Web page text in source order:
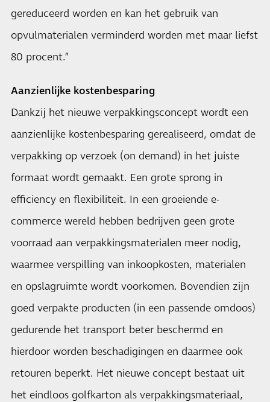
gereduceerd worden en kan het gebruik van
opvulmaterialen verminderd worden met maar liefst
80 procent.”
Aanzienlijke kostenbesparing
Dankzij het nieuwe verpakkingsconcept wordt een
aanzienlijke kostenbesparing gerealiseerd, omdat de
verpakking op verzoek (on demand) in het juiste
formaat wordt gemaakt. Een grote sprong in
efficiency en flexibiliteit. In een groeiende e-
commerce wereld hebben bedrijven geen grote
voorraad aan verpakkingsmaterialen meer nodig,
waarmee verspilling van inkoopkosten, materialen
en opslagruimte wordt voorkomen. Bovendien zijn
goed verpakte producten (in een passende omdoos)
gedurende het transport beter beschermd en
hierdoor worden beschadigingen en daarmee ook
retouren beperkt. Het nieuwe concept bestaat uit
het eindloos golfkarton als verpakkingsmateriaal,